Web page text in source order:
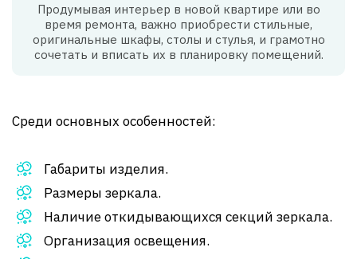
Продумывая интерьер в новой квартире или во
время ремонта, важно приобрести стильные,
оригинальные шкафы, столы и стулья, и грамотно
сочетать и вписать их в планировку помещений.
Среди основных особенностей:
Габариты изделия.
Размеры зеркала.
Наличие откидывающихся секций зеркала.
Организация освещения.